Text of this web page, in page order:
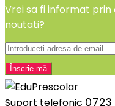
Vrei sa fi informat
noutati?
Suport telefonic 0723